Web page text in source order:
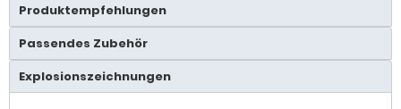
Produktempfehlungen
Passendes Zubehör
Explosionszeichnungen